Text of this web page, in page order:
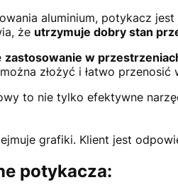
aluminium, potykacz
że utrzymuje dobry stan
zastosowanie w
złożyć i łatwo
to nie tylko efektywne
grafiki. Klient jest
potykacza: